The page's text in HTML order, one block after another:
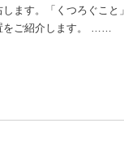
します。「くつろぐこと
をご紹介します。 ……